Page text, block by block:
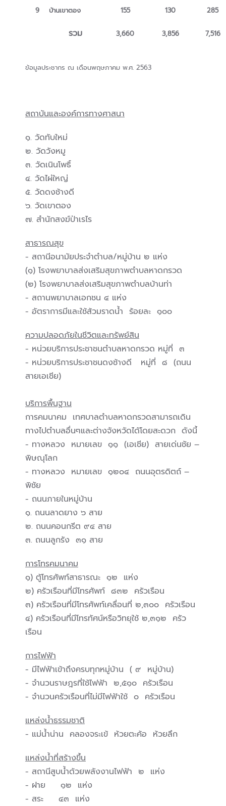
9 บ้านเขาตอง 155 130 285
รวม 3,660 3,856 7,516
ข้อมูลประชากร ณ เดือนพฤษภาคม พ.ศ. 2563
สถาบันและองค์การทางศาสนา
๑. วัดทับใหม่
๒. วัดวังหมู
๓. วัดเนินโพธิ์
๔. วัดไผ่ใหญ่
๕. วัดดงช้างดี
๖. วัดเขาตอง
๗. สำนักสงฆ์ป่าเรไร
สาธารณสุข
- สถานีอนามัยประจำตำบล/หมู่บ้าน ๒ แห่ง
(๑) โรงพยาบาลส่งเสริมสุขภาพตำบลหาดกรวด
(๒) โรงพยาบาลส่งเสริมสุขภาพตำบลบ้านท่า
- สถานพยาบาลเอกชน ๔ แห่ง
- อัตราการมีและใช้ส้วมราดน้ำ ร้อยละ ๑๐๐
ความปลอดภัยในชีวิตและทรัพย์สิน
- หน่วยบริการประชาชนตำบลหาดกรวด หมู่ที่ ๓
- หน่วยบริการประชาชนดงช้างดี หมู่ที่ ๘ (ถนน
สายเอเชีย)
บริการพื้นฐาน
การคมนาคม เทศบาลตำบลหาดกรวดสามารถเดิน
ทางไปตำบลอื่นๆและต่างจังหวัดได้โดยสะดวก ดังนี้
- ทางหลวง หมายเลข ๑๑ (เอเชีย) สายเด่นชัย –
พิษณุโลก
- ทางหลวง หมายเลข ๑๒๐๔ ถนนอุตรดิตถ์ –
พิชัย
- ถนนภายในหมู่บ้าน
๑. ถนนลาดยาง ๖ สาย
๒. ถนนคอนกรีต ๙๔ สาย
๓. ถนนลูกรัง ๓๑ สาย
การโทรคมนาคม
๑) ตู้โทรศัพท์สาธารณะ ๑๒ แห่ง
๒) ครัวเรือนที่มีโทรศัพท์ ๘๓๒ ครัวเรือน
๓) ครัวเรือนที่มีโทรศัพท์เคลื่อนที่ ๒,๓๐๐ ครัวเรือน
๔) ครัวเรือนที่มีโทรทัศน์หรือวิทยุใช้ ๒,๓๑๒ ครัว
เรือน
การไฟฟ้า
- มีไฟฟ้าเข้าถึงครบทุกหมู่บ้าน ( ๙ หมู่บ้าน)
- จำนวนราษฎรที่ใช้ไฟฟ้า ๒,๕๑๐ ครัวเรือน
- จำนวนครัวเรือนที่ไม่มีไฟฟ้าใช้ ๐ ครัวเรือน
แหล่งน้ำธรรมชาติ
- แม่น้ำน่าน คลองจระเข้ ห้วยตะค้อ ห้วยลึก
แหล่งน้ำที่สร้างขึ้น
- สถานีสูบน้ำด้วยพลังงานไฟฟ้า ๒ แห่ง
- ฝาย ๑๒ แห่ง
- สระ ๔๓ แห่ง